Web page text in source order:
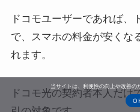
ドコモユーザーであれば、
で、スマホの料金が安くな
れます。
ドコモ光の契約者本人だ
当サイトは、利便性の向上や改善の